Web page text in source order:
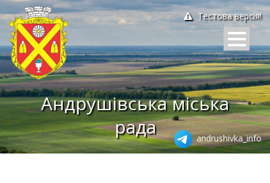
Тестова версія!
Андрушівська міська
рада
andrushivka_info